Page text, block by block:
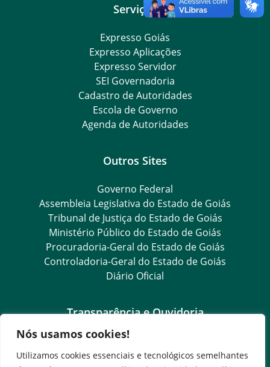
Nós usamos cookies!
Utilizamos cookies essenciais e tecnológicos semelhantes
Serviços
Expresso Goiás
Expresso Aplicações
Expresso Servidor
SEI Governadoria
Cadastro de Autoridades
Escola de Governo
Agenda de Autoridades
Outros Sites
Governo Federal
Assembleia Legislativa do Estado de Goiás
Tribunal de Justiça do Estado de Goiás
Ministério Público do Estado de Goiás
Procuradoria-Geral do Estado de Goiás
Controladoria-Geral do Estado de Goiás
Diário Oficial
Transparência e Ouvidoria
LGPD
Goiás Transparência